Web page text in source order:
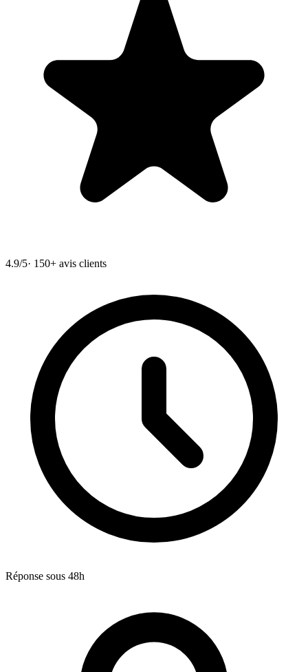
4.9/5· 150+ avis clients
Réponse sous 48h